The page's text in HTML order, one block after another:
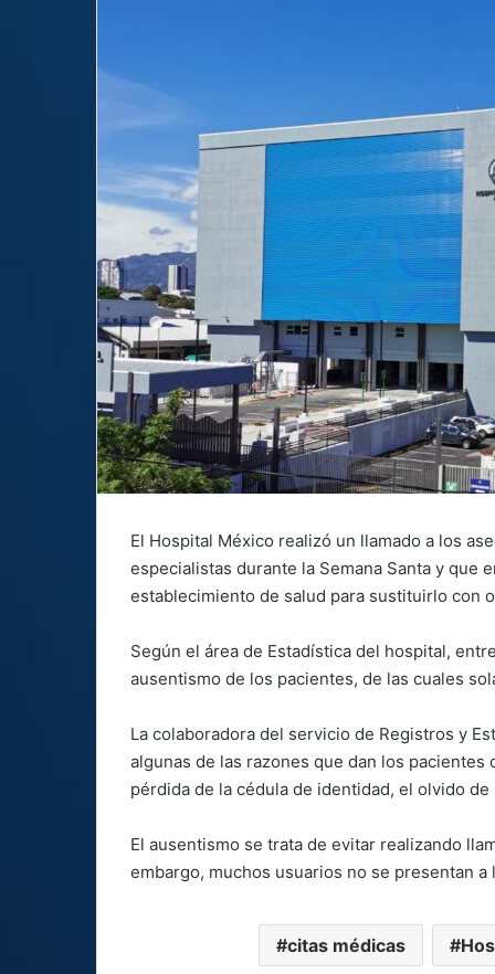
El Hospital México realizó un llamado a los
especialistas durante la Semana Santa y que
establecimiento de salud para sustituirlo con
Según el área de Estadística del hospital,
ausentismo de los pacientes, de las cuales
La colaboradora del servicio de Registros y
algunas de las razones que dan los
pérdida de la cédula de identidad, el olvido
El ausentismo se trata de evitar realizando
embargo, muchos usuarios no se presentan
citas médicas